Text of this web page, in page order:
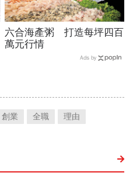
六合海產粥 打造每坪四百
萬元行情
Ads by
創業 全職 理由